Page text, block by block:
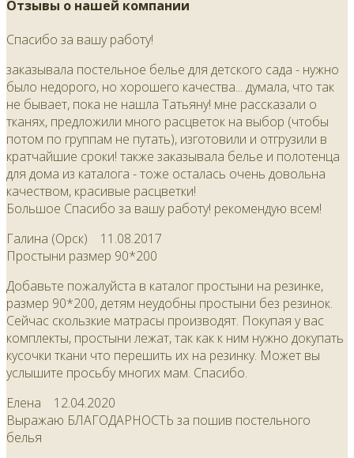
Отзывы о нашей компании
Спасибо за вашу работу!
заказывала постельное белье для детского сада - нужно
было недорого, но хорошего качества... думала, что так
не бывает, пока не нашла Татьяну! мне рассказали о
тканях, предложили много расцветок на выбор (чтобы
потом по группам не путать), изготовили и отгрузили в
кратчайшие сроки! также заказывала белье и полотенца
для дома из каталога - тоже осталась очень довольна
качеством, красивые расцветки!
Большое Спасибо за вашу работу! рекомендую всем!
Галина (Орск) 11.08.2017
Простыни размер 90*200
Добавьте пожалуйста в каталог простыни на резинке,
размер 90*200, детям неудобны простыни без резинок.
Сейчас скользкие матрасы производят. Покупая у вас
комплекты, простыни лежат, так как к ним нужно докупать
кусочки ткани что перешить их на резинку. Может вы
услышите просьбу многих мам. Спасибо.
Елена 12.04.2020
Выражаю БЛАГОДАРНОСТЬ за пошив постельного
белья